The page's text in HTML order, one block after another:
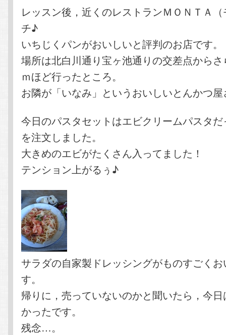
レッスン後，近くのレストランＭＯＮＴＡ
チ♪
いちじくパンがおいしいと評判のお店です。
場所は北白川通り宝ヶ池通りの交差点から
ｍほど行ったところ。
お隣が「いなみ」というおいしいとんかつ
今日のパスタセットはエビクリームパスタ
を注文しました。
大きめのエビがたくさん入ってました！
テンション上がるぅ♪
サラダの自家製ドレッシングがものすごく
す。
帰りに，売っていないのかと聞いたら，今
かったです。
残念…。